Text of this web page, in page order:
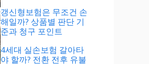
갱신형보험은 무조건 손
해일까? 상품별 판단 기
준과 청구 포인트
4세대 실손보험 갈아타
야 할까? 전환 전후 유불